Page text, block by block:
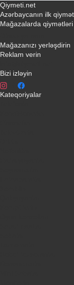
Qiymeti.net
Azərbaycanın ilk
Mağazalarda
Mağazanızı yerləşdirin
Reklam verin
Bizi izləyin
Kateqoriyalar